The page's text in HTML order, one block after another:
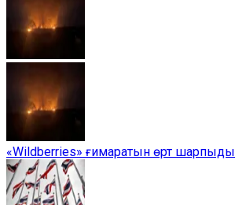
«Wildberries» ғимаратын өрт шарпыды